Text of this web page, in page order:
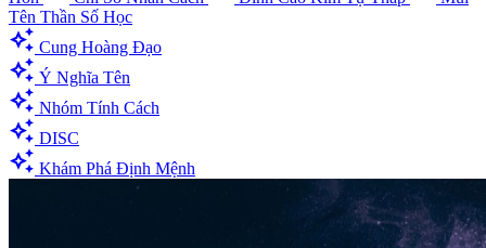
Tên Thần Số Học
auto_awesome Cung Hoàng Đạo
auto_awesome Ý Nghĩa Tên
auto_awesome Nhóm Tính Cách
auto_awesome DISC
auto_awesome Khám Phá Định Mệnh